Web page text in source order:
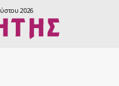
2026